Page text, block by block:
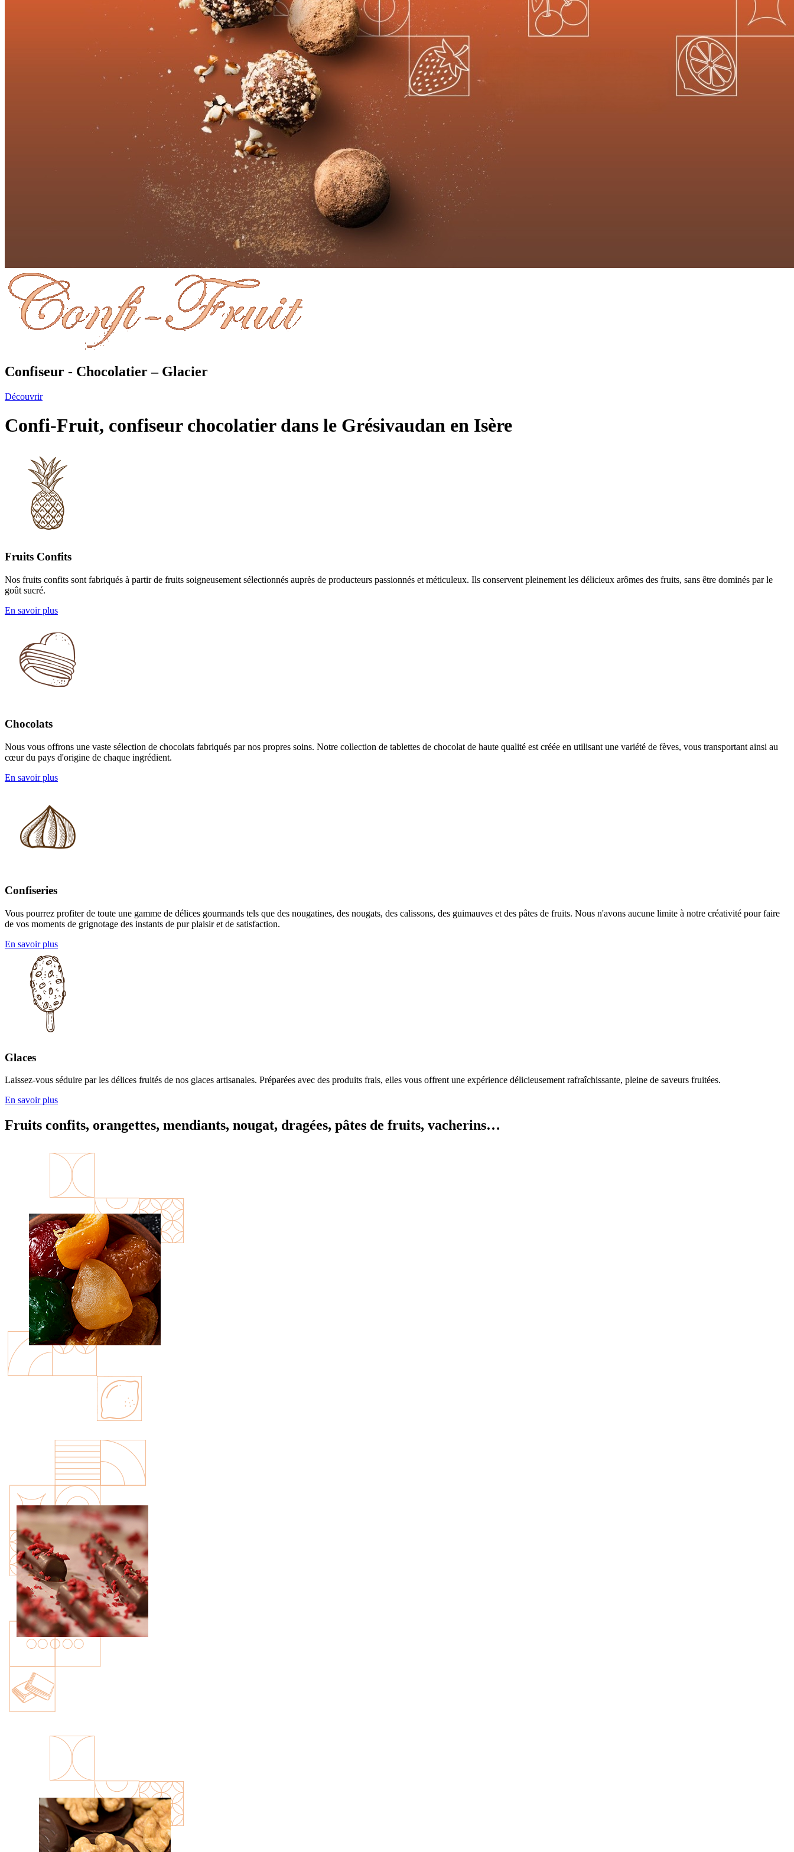
Confiseur - Chocolatier – Glacier
Découvrir
Confi-Fruit, confiseur chocolatier dans le Grésivaudan en Isère
Fruits Confits
Nos fruits confits sont fabriqués à partir de fruits soigneusement sélectionnés auprès de producteurs passionnés et méticuleux. Ils conservent pleinement les délicieux arômes des fruits, sans être dominés par le
goût sucré.
En savoir plus
Chocolats
Nous vous offrons une vaste sélection de chocolats fabriqués par nos propres soins. Notre collection de tablettes de chocolat de haute qualité est créée en utilisant une variété de fèves, vous transportant ainsi au
cœur du pays d'origine de chaque ingrédient.
En savoir plus
Confiseries
Vous pourrez profiter de toute une gamme de délices gourmands tels que des nougatines, des nougats, des calissons, des guimauves et des pâtes de fruits. Nous n'avons aucune limite à notre créativité pour faire
de vos moments de grignotage des instants de pur plaisir et de satisfaction.
En savoir plus
Glaces
Laissez-vous séduire par les délices fruités de nos glaces artisanales. Préparées avec des produits frais, elles vous offrent une expérience délicieusement rafraîchissante, pleine de saveurs fruitées.
En savoir plus
Fruits confits, orangettes, mendiants, nougat, dragées, pâtes de fruits, vacherins…